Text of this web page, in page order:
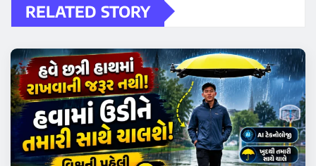
RELATED STORY